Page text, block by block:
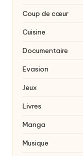
Coup de cœur
Cuisine
Documentaire
Evasion
Jeux
Livres
Manga
Musique